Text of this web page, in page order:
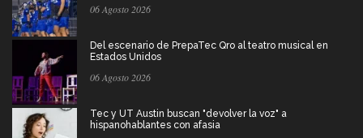
06 Agosto 2026
Del escenario de PrepaTec Qro al teatro musical en
Estados Unidos
06 Agosto 2026
Tec y UT Austin buscan "devolver la voz" a
hispanohablantes con afasia